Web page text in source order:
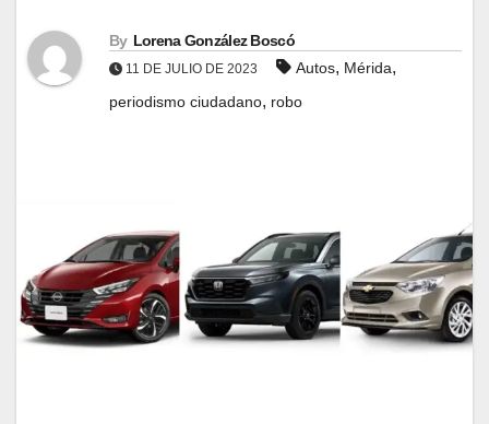
By Lorena González Boscó
11 DE JULIO DE 2023 Autos, Mérida,
periodismo ciudadano, robo